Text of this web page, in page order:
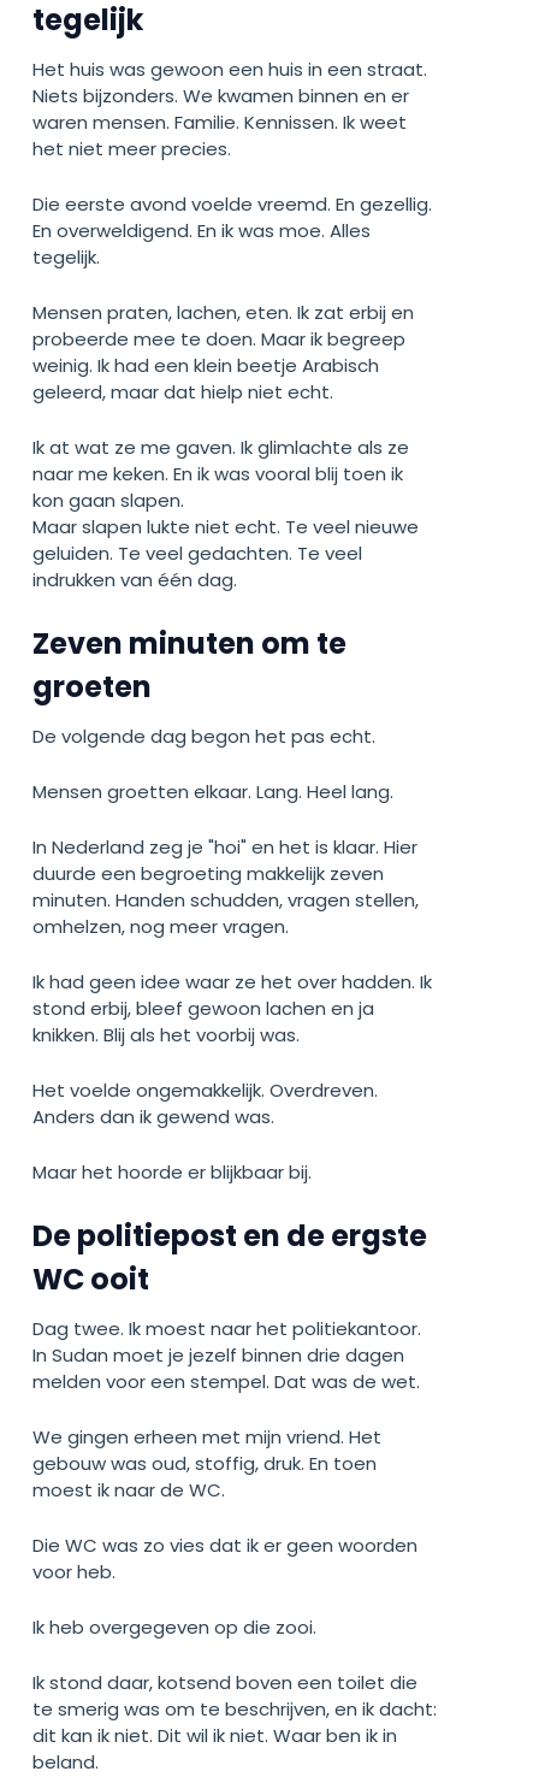
tegelijk
Het huis was gewoon een huis in een straat.
Niets bijzonders. We kwamen binnen en er
waren mensen. Familie. Kennissen. Ik weet
het niet meer precies.
Die eerste avond voelde vreemd. En gezellig.
En overweldigend. En ik was moe. Alles
tegelijk.
Mensen praten, lachen, eten. Ik zat erbij en
probeerde mee te doen. Maar ik begreep
weinig. Ik had een klein beetje Arabisch
geleerd, maar dat hielp niet echt.
Ik at wat ze me gaven. Ik glimlachte als ze
naar me keken. En ik was vooral blij toen ik
kon gaan slapen.
Maar slapen lukte niet echt. Te veel nieuwe
geluiden. Te veel gedachten. Te veel
indrukken van één dag.
Zeven minuten om te
groeten
De volgende dag begon het pas echt.
Mensen groetten elkaar. Lang. Heel lang.
In Nederland zeg je "hoi" en het is klaar. Hier
duurde een begroeting makkelijk zeven
minuten. Handen schudden, vragen stellen,
omhelzen, nog meer vragen.
Ik had geen idee waar ze het over hadden. Ik
stond erbij, bleef gewoon lachen en ja
knikken. Blij als het voorbij was.
Het voelde ongemakkelijk. Overdreven.
Anders dan ik gewend was.
Maar het hoorde er blijkbaar bij.
De politiepost en de ergste
WC ooit
Dag twee. Ik moest naar het politiekantoor.
In Sudan moet je jezelf binnen drie dagen
melden voor een stempel. Dat was de wet.
We gingen erheen met mijn vriend. Het
gebouw was oud, stoffig, druk. En toen
moest ik naar de WC.
Die WC was zo vies dat ik er geen woorden
voor heb.
Ik heb overgegeven op die zooi.
Ik stond daar, kotsend boven een toilet die
te smerig was om te beschrijven, en ik dacht:
dit kan ik niet. Dit wil ik niet. Waar ben ik in
beland.